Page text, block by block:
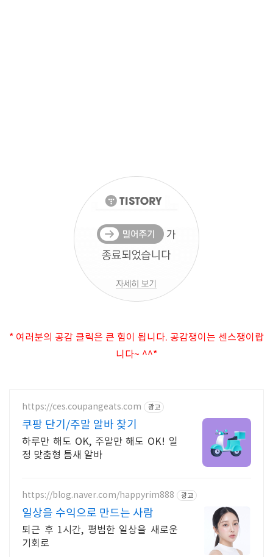
* 여러분의 공감 클릭은 큰 힘이 됩니다. 공감쟁이는 센스쟁이랍
니다~ ^^*
https://ces.coupangeats.com 광고
쿠팡 단기/주말 알바 찾기
하루만 해도 OK, 주말만 해도 OK! 일
정 맞춤형 틈새 알바
https://blog.naver.com/happyrim888 광고
일상을 수익으로 만드는 사람
퇴근 후 1시간, 평범한 일상을 새로운
기회로